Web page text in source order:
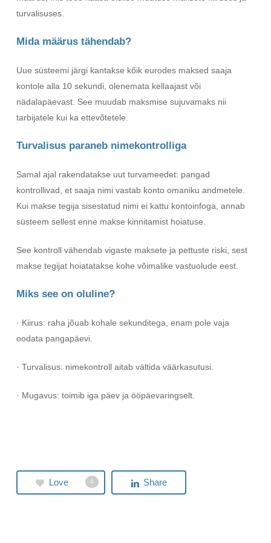
turvalisuses.
Mida määrus tähendab?
Uue süsteemi järgi kantakse kõik eurodes maksed saaja
kontole alla 10 sekundi, olenemata kellaajast või
nädalapäevast. See muudab maksmise sujuvamaks nii
tarbijatele kui ka ettevõtetele.
Turvalisus paraneb nimekontrolliga
Samal ajal rakendatakse uut turvameedet: pangad
kontrollivad, et saaja nimi vastab konto omaniku andmetele.
Kui makse tegija sisestatud nimi ei kattu kontoinfoga, annab
süsteem sellest enne makse kinnitamist hoiatuse.
See kontroll vähendab vigaste maksete ja pettuste riski, sest
makse tegijat hoiatatakse kohe võimalike vastuolude eest.
Miks see on oluline?
· Kiirus: raha jõuab kohale sekunditega, enam pole vaja
oodata pangapäevi.
· Turvalisus: nimekontroll aitab vältida väärkasutusi.
· Mugavus: toimib iga päev ja ööpäevaringselt.
Love 0 Share